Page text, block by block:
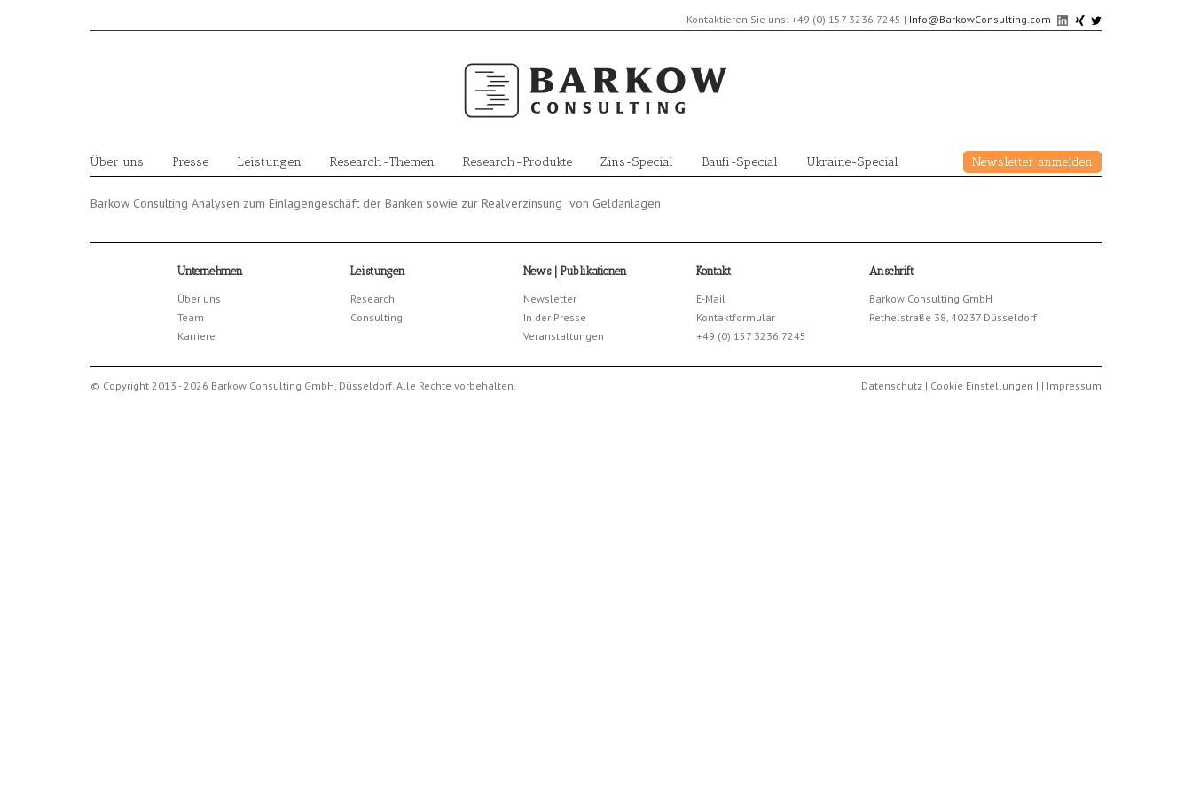
Kontaktieren Sie uns: +49 (0) 157 3236 7245 | Info@BarkowConsulting.com
Über uns Presse Leistungen Research-Themen Research-Produkte Zins-Special Baufi-Special Ukraine-Special Newsletter anmelden
Barkow Consulting Analysen zum Einlagengeschäft der Banken sowie zur Realverzinsung von Geldanlagen
Unternehmen
Über uns
Team
Karriere
Leistungen
Research
Consulting
News | Publikationen
Newsletter
In der Presse
Veranstaltungen
Kontakt
E-Mail
Kontaktformular
+49 (0) 157 3236 7245
Anschrift
Barkow Consulting GmbH
Rethelstraße 38, 40237 Düsseldorf
© Copyright 2013 - 2026 Barkow Consulting GmbH, Düsseldorf. Alle Rechte vorbehalten. Datenschutz | Cookie Einstellungen | | Impressum